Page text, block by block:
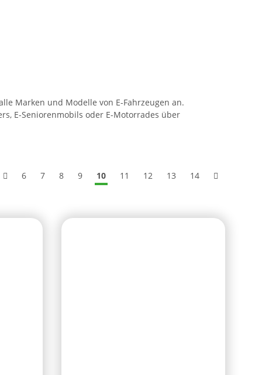
Marken und Modelle von E-Fahrzeugen an.
E-Seniorenmobils oder E-Motorrades über
6 7 8 9 10 11 12 13 14